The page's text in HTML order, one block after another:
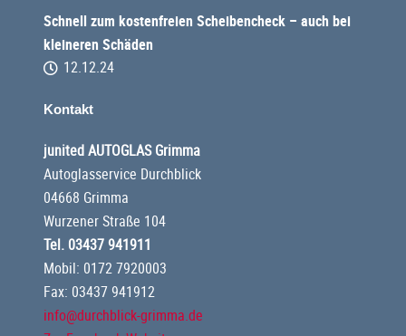
Schnell zum kostenfreien Scheibencheck – auch bei
kleineren Schäden
12.12.24
Kontakt
junited AUTOGLAS Grimma
Autoglasservice Durchblick
04668 Grimma
Wurzener Straße 104
Tel. 03437 941911
Mobil: 0172 7920003
Fax: 03437 941912
info@durchblick-grimma.de